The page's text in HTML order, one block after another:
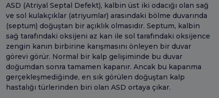
ASD (Atriyal Septal Defekt), kalbin üst iki odacığı olan sağ
ve sol kulakçıklar (atriyumlar) arasındaki bölme duvarında
(septum) doğuştan bir açıklık olmasıdır. Septum, kalbin
sağ tarafındaki oksijeni az kan ile sol tarafındaki oksijence
zengin kanın birbirine karışmasını önleyen bir duvar
görevi görür. Normal bir kalp gelişiminde bu duvar
doğumdan sonra tamamen kapanır. Ancak bu kapanma
gerçekleşmediğinde, en sık görülen doğuştan kalp
hastalığı türlerinden biri olan ASD ortaya çıkar.